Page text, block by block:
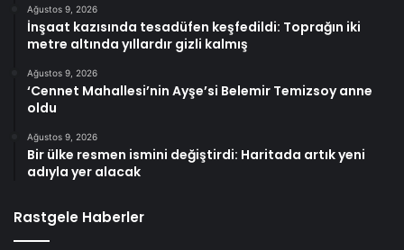
Ağustos 9, 2026
İnşaat kazısında tesadüfen keşfedildi: Toprağın iki
metre altında yıllardır gizli kalmış
Ağustos 9, 2026
‘Cennet Mahallesi’nin Ayşe’si Belemir Temizsoy anne
oldu
Ağustos 9, 2026
Bir ülke resmen ismini değiştirdi: Haritada artık yeni
adıyla yer alacak
Rastgele Haberler